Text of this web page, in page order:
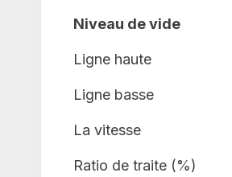
Niveau de vide
Ligne haute
Ligne basse
La vitesse
Ratio de traite (%)